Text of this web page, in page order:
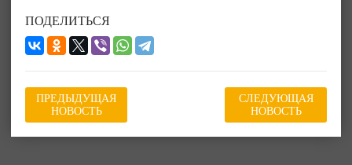
ПОДЕЛИТЬСЯ
ПРЕДЫДУЩАЯ
НОВОСТЬ
СЛЕДУЮЩАЯ
НОВОСТЬ